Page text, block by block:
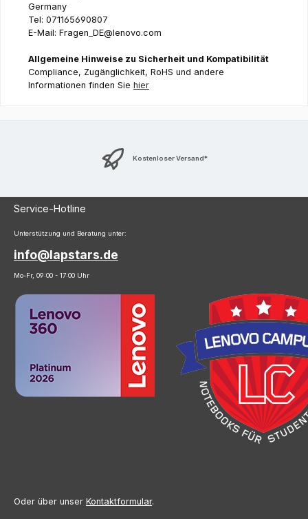
Germany
Tel: 071165690807
E-Mail: Fragen_DE@lenovo.com
Allgemeine Hinweise zu Sicherheit und Kompatibilität
Compliance, Zugänglichkeit, RoHS und andere
Informationen finden Sie hier
Kostenloser Versand*
Service-Hotline
Unterstützung und Beratung unter:
info@lapstars.de
Mo-Fr, 09:00 - 17:00 Uhr
Oder über unser Kontaktformular.